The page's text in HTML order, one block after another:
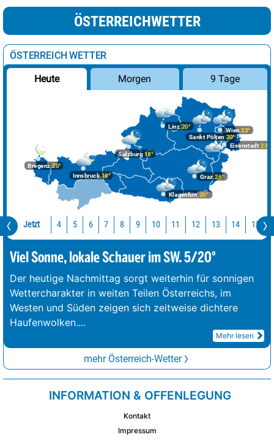
ÖSTERREICHWETTER
ÖSTERREICH WETTER
Heute Morgen 9 Tage
Bregenz20°
Graz26°
Innsbruck18°
Klagenfurt 20°
Linz20°
Salzburg18°
Wien 23°
Eisenstadt 23°
Sankt Pölten 20°
Jetzt 4 5 6 7 8 9 10 11 12 13 14 15
Viel Sonne, lokale Schauer im SW. 5/20°
Der heutige Nachmittag sorgt weiterhin für sonnigen
Wettercharakter in weiten Teilen Österreichs, im
Westen und Süden zeigen sich zeitweise dichtere
Haufenwolken....
Mehr lesen
mehr Österreich-Wetter
INFORMATION & OFFENLEGUNG
Kontakt
Impressum